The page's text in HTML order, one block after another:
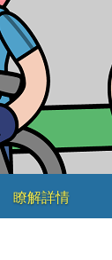
瞭解詳情